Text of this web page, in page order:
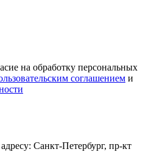
на обработку персональных
соглашением и
Санкт-Петербург, пр-кт